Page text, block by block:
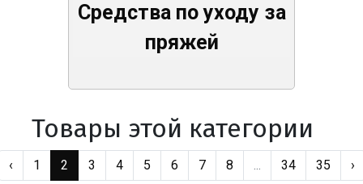
Средства по уходу за
пряжей
Товары этой категории
‹ 1 2 3 4 5 6 7 8 ... 34 35 ›